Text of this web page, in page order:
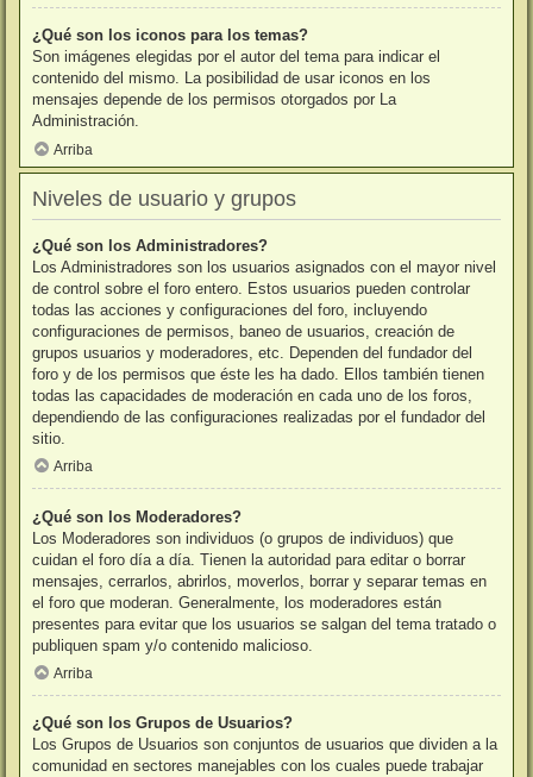
¿Qué son los iconos para los temas?
Son imágenes elegidas por el autor del tema para indicar el
contenido del mismo. La posibilidad de usar iconos en los
mensajes depende de los permisos otorgados por La
Administración.
Arriba
Niveles de usuario y grupos
¿Qué son los Administradores?
Los Administradores son los usuarios asignados con el mayor nivel
de control sobre el foro entero. Estos usuarios pueden controlar
todas las acciones y configuraciones del foro, incluyendo
configuraciones de permisos, baneo de usuarios, creación de
grupos usuarios y moderadores, etc. Dependen del fundador del
foro y de los permisos que éste les ha dado. Ellos también tienen
todas las capacidades de moderación en cada uno de los foros,
dependiendo de las configuraciones realizadas por el fundador del
sitio.
Arriba
¿Qué son los Moderadores?
Los Moderadores son individuos (o grupos de individuos) que
cuidan el foro día a día. Tienen la autoridad para editar o borrar
mensajes, cerrarlos, abrirlos, moverlos, borrar y separar temas en
el foro que moderan. Generalmente, los moderadores están
presentes para evitar que los usuarios se salgan del tema tratado o
publiquen spam y/o contenido malicioso.
Arriba
¿Qué son los Grupos de Usuarios?
Los Grupos de Usuarios son conjuntos de usuarios que dividen a la
comunidad en sectores manejables con los cuales puede trabajar